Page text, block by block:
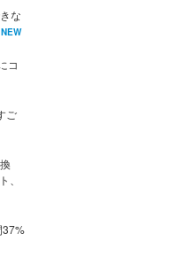
な
NEW
コ
ご
37%